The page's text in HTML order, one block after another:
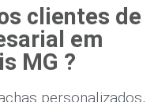
clientes de
em
MG ?
personalizados,